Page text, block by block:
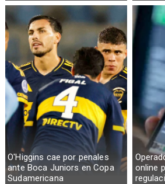
O'Higgins cae por penales
ante Boca Juniors en Copa
Sudamericana
online